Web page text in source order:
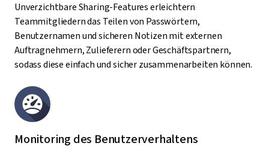
Unverzichtbare Sharing-Features erleichtern
Teammitgliedern das Teilen von Passwörtern,
Benutzernamen und sicheren Notizen mit externen
Auftragnehmern, Zulieferern oder Geschäftspartnern,
sodass diese einfach und sicher zusammenarbeiten können.
Monitoring des Benutzerverhaltens